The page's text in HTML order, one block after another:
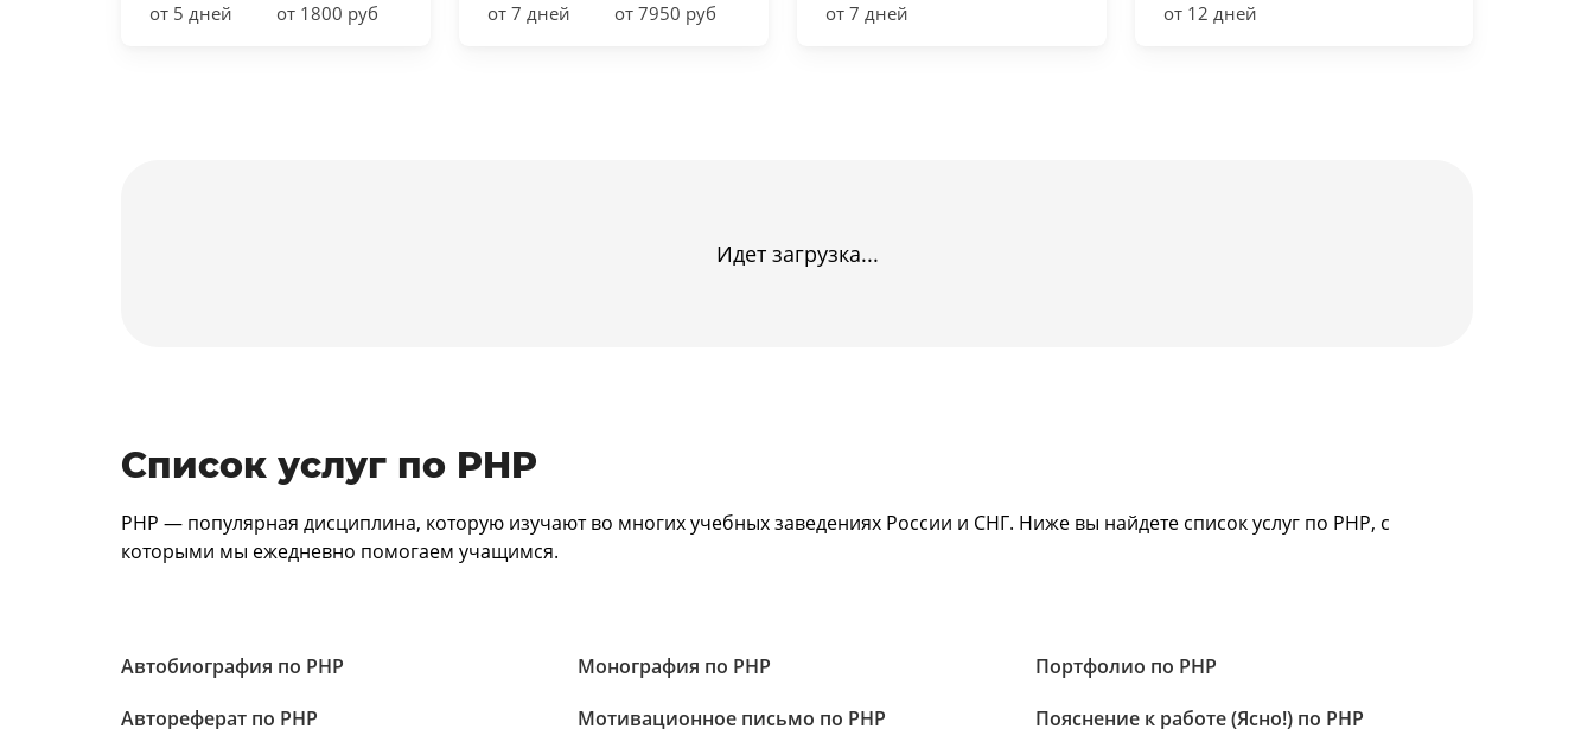
от 5 дней
от 1800 руб
от 7 дней
от 7950 руб
от 7 дней
от 12 дней
Идет загрузка...
Список услуг по PHP
PHP — популярная дисциплина, которую изучают во многих учебных заведениях России и СНГ. Ниже вы найдете список услуг по PHP, с
которыми мы ежедневно помогаем учащимся.
Автобиография по PHP
Автореферат по PHP
Монография по PHP
Мотивационное письмо по PHP
Портфолио по PHP
Пояснение к работе (Ясно!) по PHP